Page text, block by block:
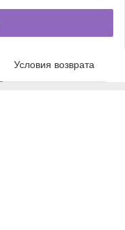
Условия возврата